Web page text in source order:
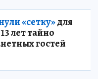
«сетку»для
лет тайно
гостей